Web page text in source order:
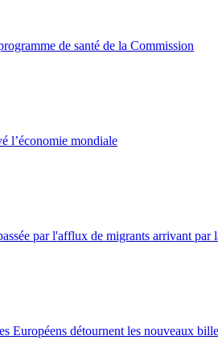
de santé de la Commission
l’économie mondiale
par l'afflux de migrants arrivant par
Européens détournent les nouveaux